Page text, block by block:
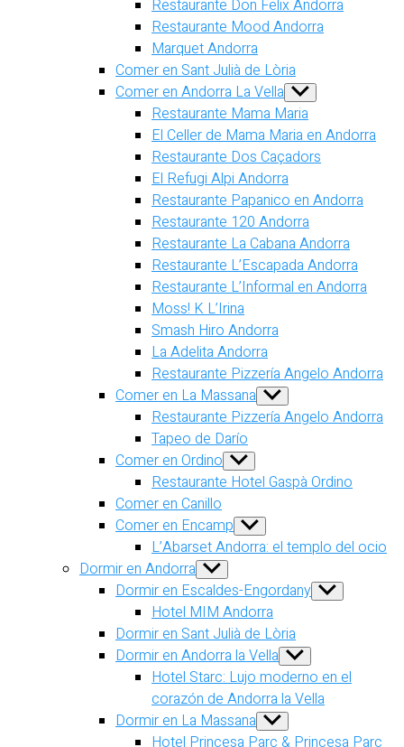
menu
Restaurante Don Felix Andorra
Restaurante Mood Andorra
Marquet Andorra
Comer en Sant Julià de Lòria
Comer en Andorra La Vella Show
sub
menu
Restaurante Mama Maria
El Celler de Mama Maria en Andorra
Restaurante Dos Caçadors
El Refugi Alpi Andorra
Restaurante Papanico en Andorra
Restaurante 120 Andorra
Restaurante La Cabana Andorra
Restaurante L’Escapada Andorra
Restaurante L’Informal en Andorra
Moss! K L’Irina
Smash Hiro Andorra
La Adelita Andorra
Restaurante Pizzería Angelo Andorra
Comer en La Massana Show
sub
menu
Restaurante Pizzería Angelo Andorra
Tapeo de Darío
Comer en Ordino Show
sub
menu
Restaurante Hotel Gaspà Ordino
Comer en Canillo
Comer en Encamp Show
sub
menu
L’Abarset Andorra: el templo del ocio
Dormir en Andorra Show
sub
menu
Dormir en Escaldes-Engordany Show
sub
Hotel MIM Andorra
Dormir en Sant Julià de Lòria
Dormir en Andorra la Vella Show
sub
menu
Hotel Starc: Lujo moderno en el
corazón de Andorra la Vella
Dormir en La Massana Show
sub
Hotel Princesa Parc & Princesa Parc